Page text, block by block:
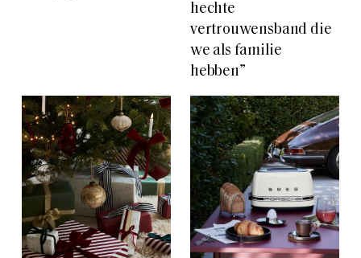
hechte
vertrouwensband die
we als familie
hebben”